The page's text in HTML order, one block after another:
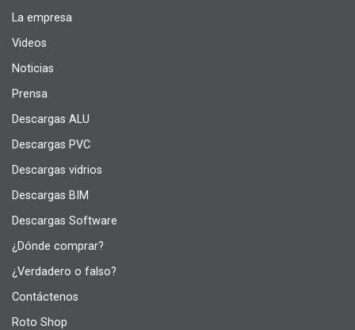
La empresa
Videos
Noticias
Prensa
Descargas ALU
Descargas PVC
Descargas vidrios
Descargas BIM
Descargas Software
¿Dónde comprar?
¿Verdadero o falso?
Contáctenos
Roto Shop